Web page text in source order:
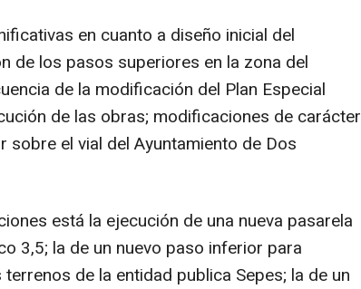
en cuanto a diseño inicial del
de los pasos superiores en la zona del
de la modificación del Plan Especial
de las obras; modificaciones de carácter
el vial del Ayuntamiento de Dos
está la ejecución de una nueva pasarela
3,5; la de un nuevo paso inferior para
de la entidad publica Sepes; la de un